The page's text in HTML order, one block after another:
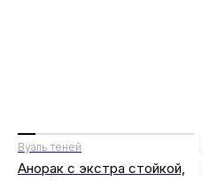
Вуаль теней
Анорак с экстра стойкой,